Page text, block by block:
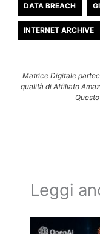
DATA BREACH
INTERNET ARCHIVE
Matrice Digitale
qualità di Affiliato
Leggi